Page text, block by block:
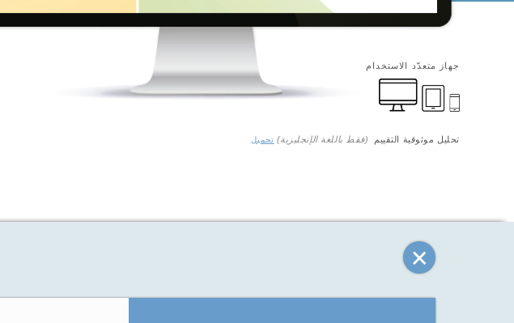
جهاز متعدّد الاستخدام
تحليل موثوقية التقييم (فقط باللغة الإنجليزية) تحميل